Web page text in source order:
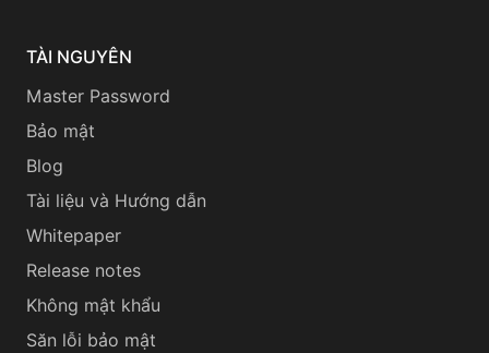
TÀI NGUYÊN
Master Password
Bảo mật
Blog
Tài liệu và Hướng dẫn
Whitepaper
Release notes
Không mật khẩu
Săn lỗi bảo mật